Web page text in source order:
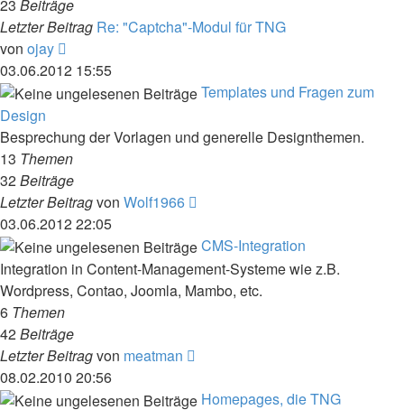
23 Beiträge
Letzter Beitrag Re: "Captcha"-Modul für TNG
von ojay
Beitrag
03.06.2012 15:55
Templates und Fragen zum
Design
Besprechung der Vorlagen und generelle Designthemen.
13 Themen
32Beiträge
Letzter Beitragvon Wolf1966
03.06.2012 22:05
CMS-Integration
Integration in Content-Management-Systeme wie z.B.
Wordpress, Contao, Joomla, Mambo, etc.
6 Themen
42Beiträge
Letzter Beitragvon meatman
08.02.2010 20:56
Homepages, die TNG